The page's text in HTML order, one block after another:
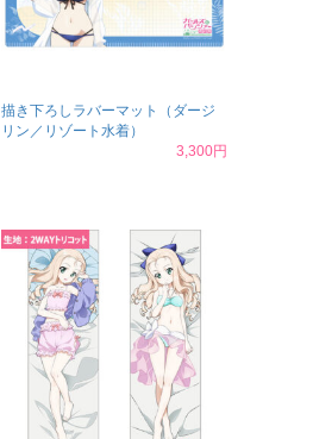
描き下ろしラバーマット（ダージ
リン／リゾート水着）
3,300円